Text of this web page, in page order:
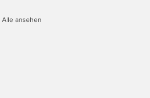
Alle ansehen